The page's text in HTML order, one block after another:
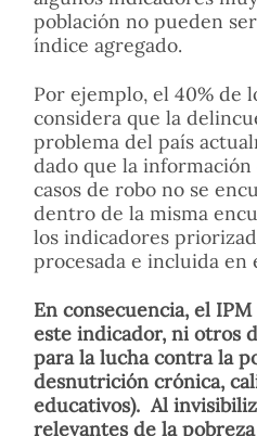
población no pueden
índice agregado.
Por ejemplo, el 40% de
considera que la
problema del país
dado que la
casos de robo no se
dentro de la misma
los indicadores
procesada e incluida en
En consecuencia, el
este indicador, ni otros
para la lucha contra la
desnutrición crónica,
educativos). Al
relevantes de la